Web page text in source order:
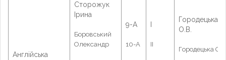
Англійська
Сторожук
Ірина
Боровський
Олександр
9-А
10-А ІІ
Городецька
О.В.
Городецька